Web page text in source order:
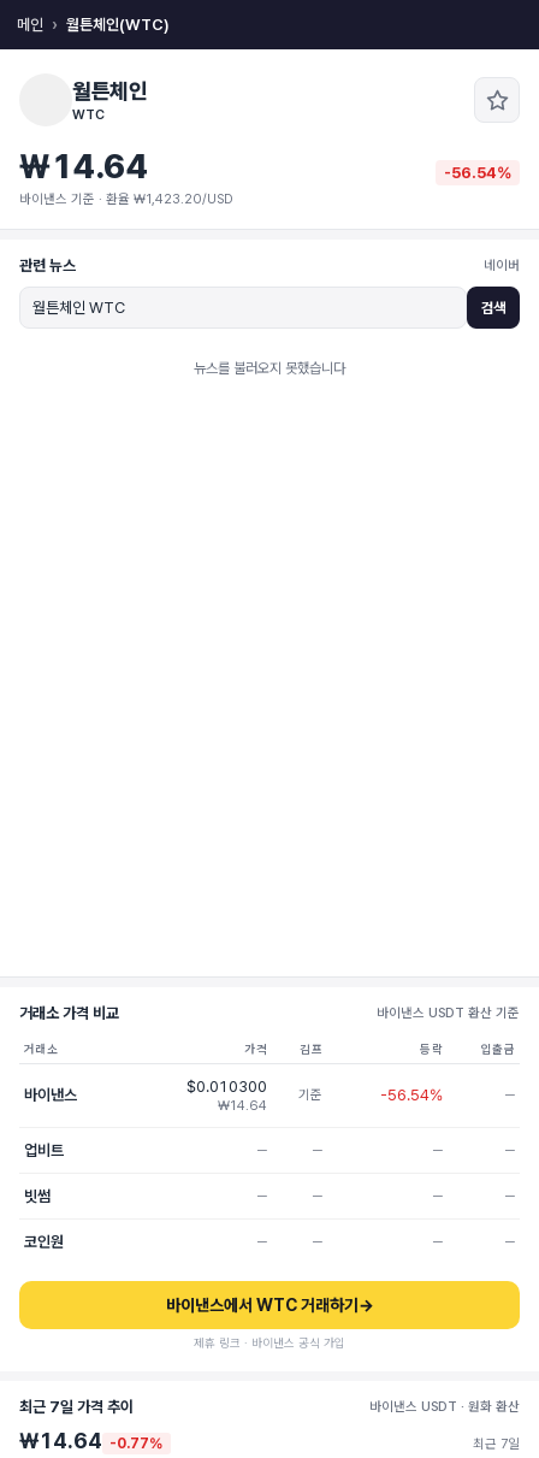
메인 월튼체인(WTC)
월튼체인
WTC
₩14.64 -56.54%
바이낸스 기준 · 환율 ₩1,423.20/USD
관련 뉴스 네이버
검색
뉴스를 불러오지 못했습니다
거래소 가격 비교 바이낸스 USDT 환산 기준
거래소 가격 김프 등락 입출금
바이낸스 $0.010300
₩14.64
기준 -56.54% ─
업비트 ─ ─ ─ ─
빗썸 ─ ─ ─ ─
코인원 ─ ─ ─ ─
바이낸스에서 WTC 거래하기 →
제휴 링크 · 바이낸스 공식 가입
최근 7일 가격 추이 바이낸스 USDT · 원화 환산
₩14.64 -0.77% 최근 7일